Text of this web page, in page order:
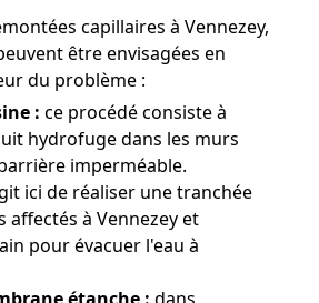
capillaires à Vennezey,
être envisagées en
du problème :
: ce procédé consiste à
hydrofuge dans les murs
imperméable.
ici de réaliser une tranchée
à Vennezey et
pour évacuer l'eau à
étanche : dans